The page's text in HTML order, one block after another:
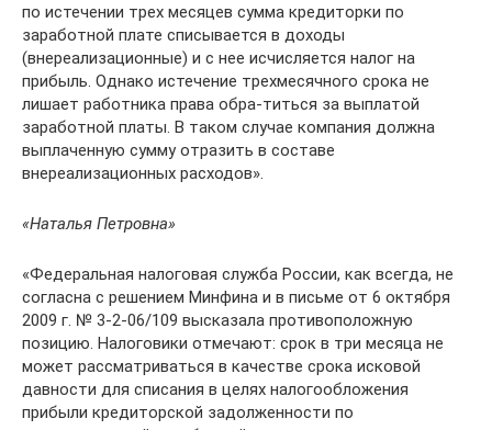
по истечении трех месяцев сумма кредиторки по
заработной плате списывается в доходы
(внереализационные) и с нее исчисляется налог на
прибыль. Однако истечение трехмесячного срока не
лишает работника права обра-титься за выплатой
заработной платы. В таком случае компания должна
выплаченную сумму отразить в составе
внереализационных расходов».
«Наталья Петровна»
«Федеральная налоговая служба России, как всегда, не
согласна с решением Минфина и в письме от 6 октября
2009 г. № 3-2-06/109 высказала противоположную
позицию. Налоговики отмечают: срок в три месяца не
может рассматриваться в качестве срока исковой
давности для списания в целях налогообложения
прибыли кредиторской задолженности по